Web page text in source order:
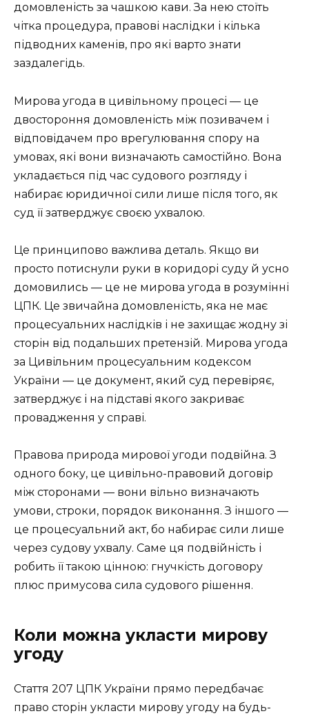
домовленість за чашкою кави. За нею стоїть
чітка процедура, правові наслідки і кілька
підводних каменів, про які варто знати
заздалегідь.
Мирова угода в цивільному процесі — це
двостороння домовленість між позивачем і
відповідачем про врегулювання спору на
умовах, які вони визначають самостійно. Вона
укладається під час судового розгляду і
набирає юридичної сили лише після того, як
суд її затверджує своєю ухвалою.
Це принципово важлива деталь. Якщо ви
просто потиснули руки в коридорі суду й усно
домовились — це не мирова угода в розумінні
ЦПК. Це звичайна домовленість, яка не має
процесуальних наслідків і не захищає жодну зі
сторін від подальших претензій. Мирова угода
за Цивільним процесуальним кодексом
України — це документ, який суд перевіряє,
затверджує і на підставі якого закриває
провадження у справі.
Правова природа мирової угоди подвійна. З
одного боку, це цивільно-правовий договір
між сторонами — вони вільно визначають
умови, строки, порядок виконання. З іншого —
це процесуальний акт, бо набирає сили лише
через судову ухвалу. Саме ця подвійність і
робить її такою цінною: гнучкість договору
плюс примусова сила судового рішення.
Коли можна укласти мирову
угоду
Стаття 207 ЦПК України прямо передбачає
право сторін укласти мирову угоду на будь-